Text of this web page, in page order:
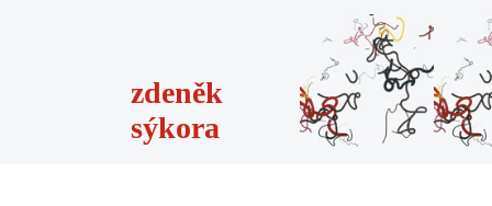
zdeněk
sýkora